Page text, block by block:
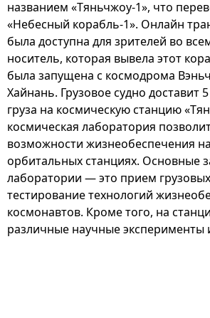
названием «Тяньчжоу-1», что
«Небесный корабль-1». Онлайн
была доступна для зрителей во
носитель, которая вывела этот
была запущена с космодрома
Хайнань. Грузовое судно доставит
груза на космическую станцию
космическая лаборатория
возможности жизнеобеспечения
орбитальных станциях. Основные
лаборатории — это прием
тестирование технологий
космонавтов. Кроме того, на
различные научные эксперименты